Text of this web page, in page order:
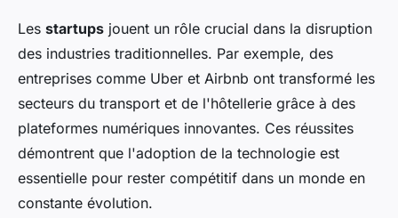
Les startups jouent un rôle crucial dans la disruption
des industries traditionnelles. Par exemple, des
entreprises comme Uber et Airbnb ont transformé les
secteurs du transport et de l'hôtellerie grâce à des
plateformes numériques innovantes. Ces réussites
démontrent que l'adoption de la technologie est
essentielle pour rester compétitif dans un monde en
constante évolution.